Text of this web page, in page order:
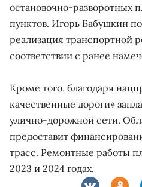
остановочно-разворотных
пунктов. Игорь Бабушкин
реализация транспортной
соответствии с ранее
Кроме того, благодаря
качественные дороги»
улично-дорожной сети.
предоставит
трасс. Ремонтные работы
2023 и 2024 годах.